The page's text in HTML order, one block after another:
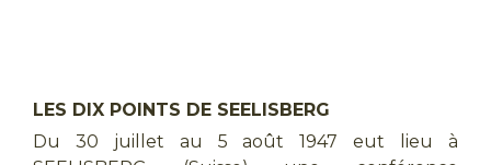
LES DIX POINTS DE SEELISBERG
Du 30 juillet au 5 août 1947 eut lieu à